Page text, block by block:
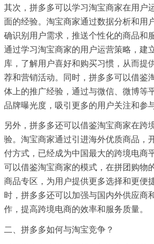
其次，拼多多可以学习淘宝商家在用户
面的经验。淘宝商家通过数据分析和用
确识别用户需求，推送个性化的商品和
通过学习淘宝商家的用户运营策略，建
库，了解用户喜好和购买习惯，从而提
荐和营销活动。同时，拼多多可以借鉴
体上的推广经验，通过与微信、微博等
品牌曝光度，吸引更多的用户关注和参与
另外，拼多多还可以借鉴淘宝商家在跨
验。淘宝商家通过引进海外优质商品，
付方式，已经成为中国最大的跨境电商
可以借鉴淘宝商家的模式，在拼团购物
商品专区，为用户提供更多选择和更便
时，拼多多还可以加强与国内外供应商
作，提高跨境电商的效率和服务质量。
二、拼多多如何与淘宝竞争？